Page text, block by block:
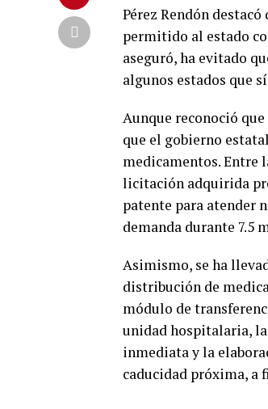
Pérez Rendón
permitido al estado
aseguró, ha evitado
algunos estados que
Aunque reconoció
que el gobierno
medicamentos. Entre
licitación adquirida
patente para atender
demanda durante 7.5
Asimismo, se ha
distribución de
módulo de
unidad hospitalaria,
inmediata y la
caducidad próxima, a